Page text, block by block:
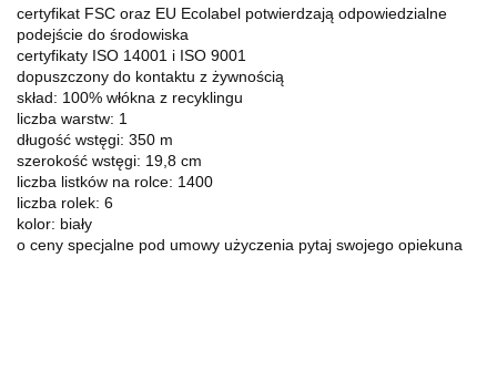
certyfikat FSC oraz EU Ecolabel potwierdzają odpowiedzialne
podejście do środowiska
certyfikaty ISO 14001 i ISO 9001
dopuszczony do kontaktu z żywnością
skład: 100% włókna z recyklingu
liczba warstw: 1
długość wstęgi: 350 m
szerokość wstęgi: 19,8 cm
liczba listków na rolce: 1400
liczba rolek: 6
kolor: biały
o ceny specjalne pod umowy użyczenia pytaj swojego opiekuna